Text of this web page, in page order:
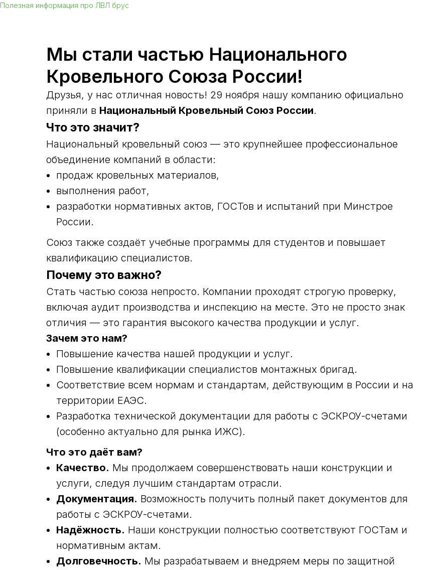
Полезная информация про ЛВЛ брус
Мы стали частью Национального
Кровельного Союза России!
Друзья, у нас отличная новость! 29 ноября нашу компанию официально
приняли в Национальный Кровельный Союз России.
Что это значит?
Национальный кровельный союз — это крупнейшее профессиональное
объединение компаний в области:
продаж кровельных материалов,
выполнения работ,
разработки нормативных актов, ГОСТов и испытаний при Минстрое
России.
Союз также создаёт учебные программы для студентов и повышает
квалификацию специалистов.
Почему это важно?
Стать частью союза непросто. Компании проходят строгую проверку,
включая аудит производства и инспекцию на месте. Это не просто знак
отличия — это гарантия высокого качества продукции и услуг.
Зачем это нам?
Повышение качества нашей продукции и услуг.
Повышение квалификации специалистов монтажных бригад.
Соответствие всем нормам и стандартам, действующим в России и на
территории ЕАЭС.
Разработка технической документации для работы с ЭСКРОУ-счетами
(особенно актуально для рынка ИЖС).
Что это даёт вам?
Качество. Мы продолжаем совершенствовать наши конструкции и
услуги, следуя лучшим стандартам отрасли.
Документация. Возможность получить полный пакет документов для
работы с ЭСКРОУ-счетами.
Надёжность. Наши конструкции полностью соответствуют ГОСТам и
нормативным актам.
Долговечность. Мы разрабатываем и внедряем меры по защитной